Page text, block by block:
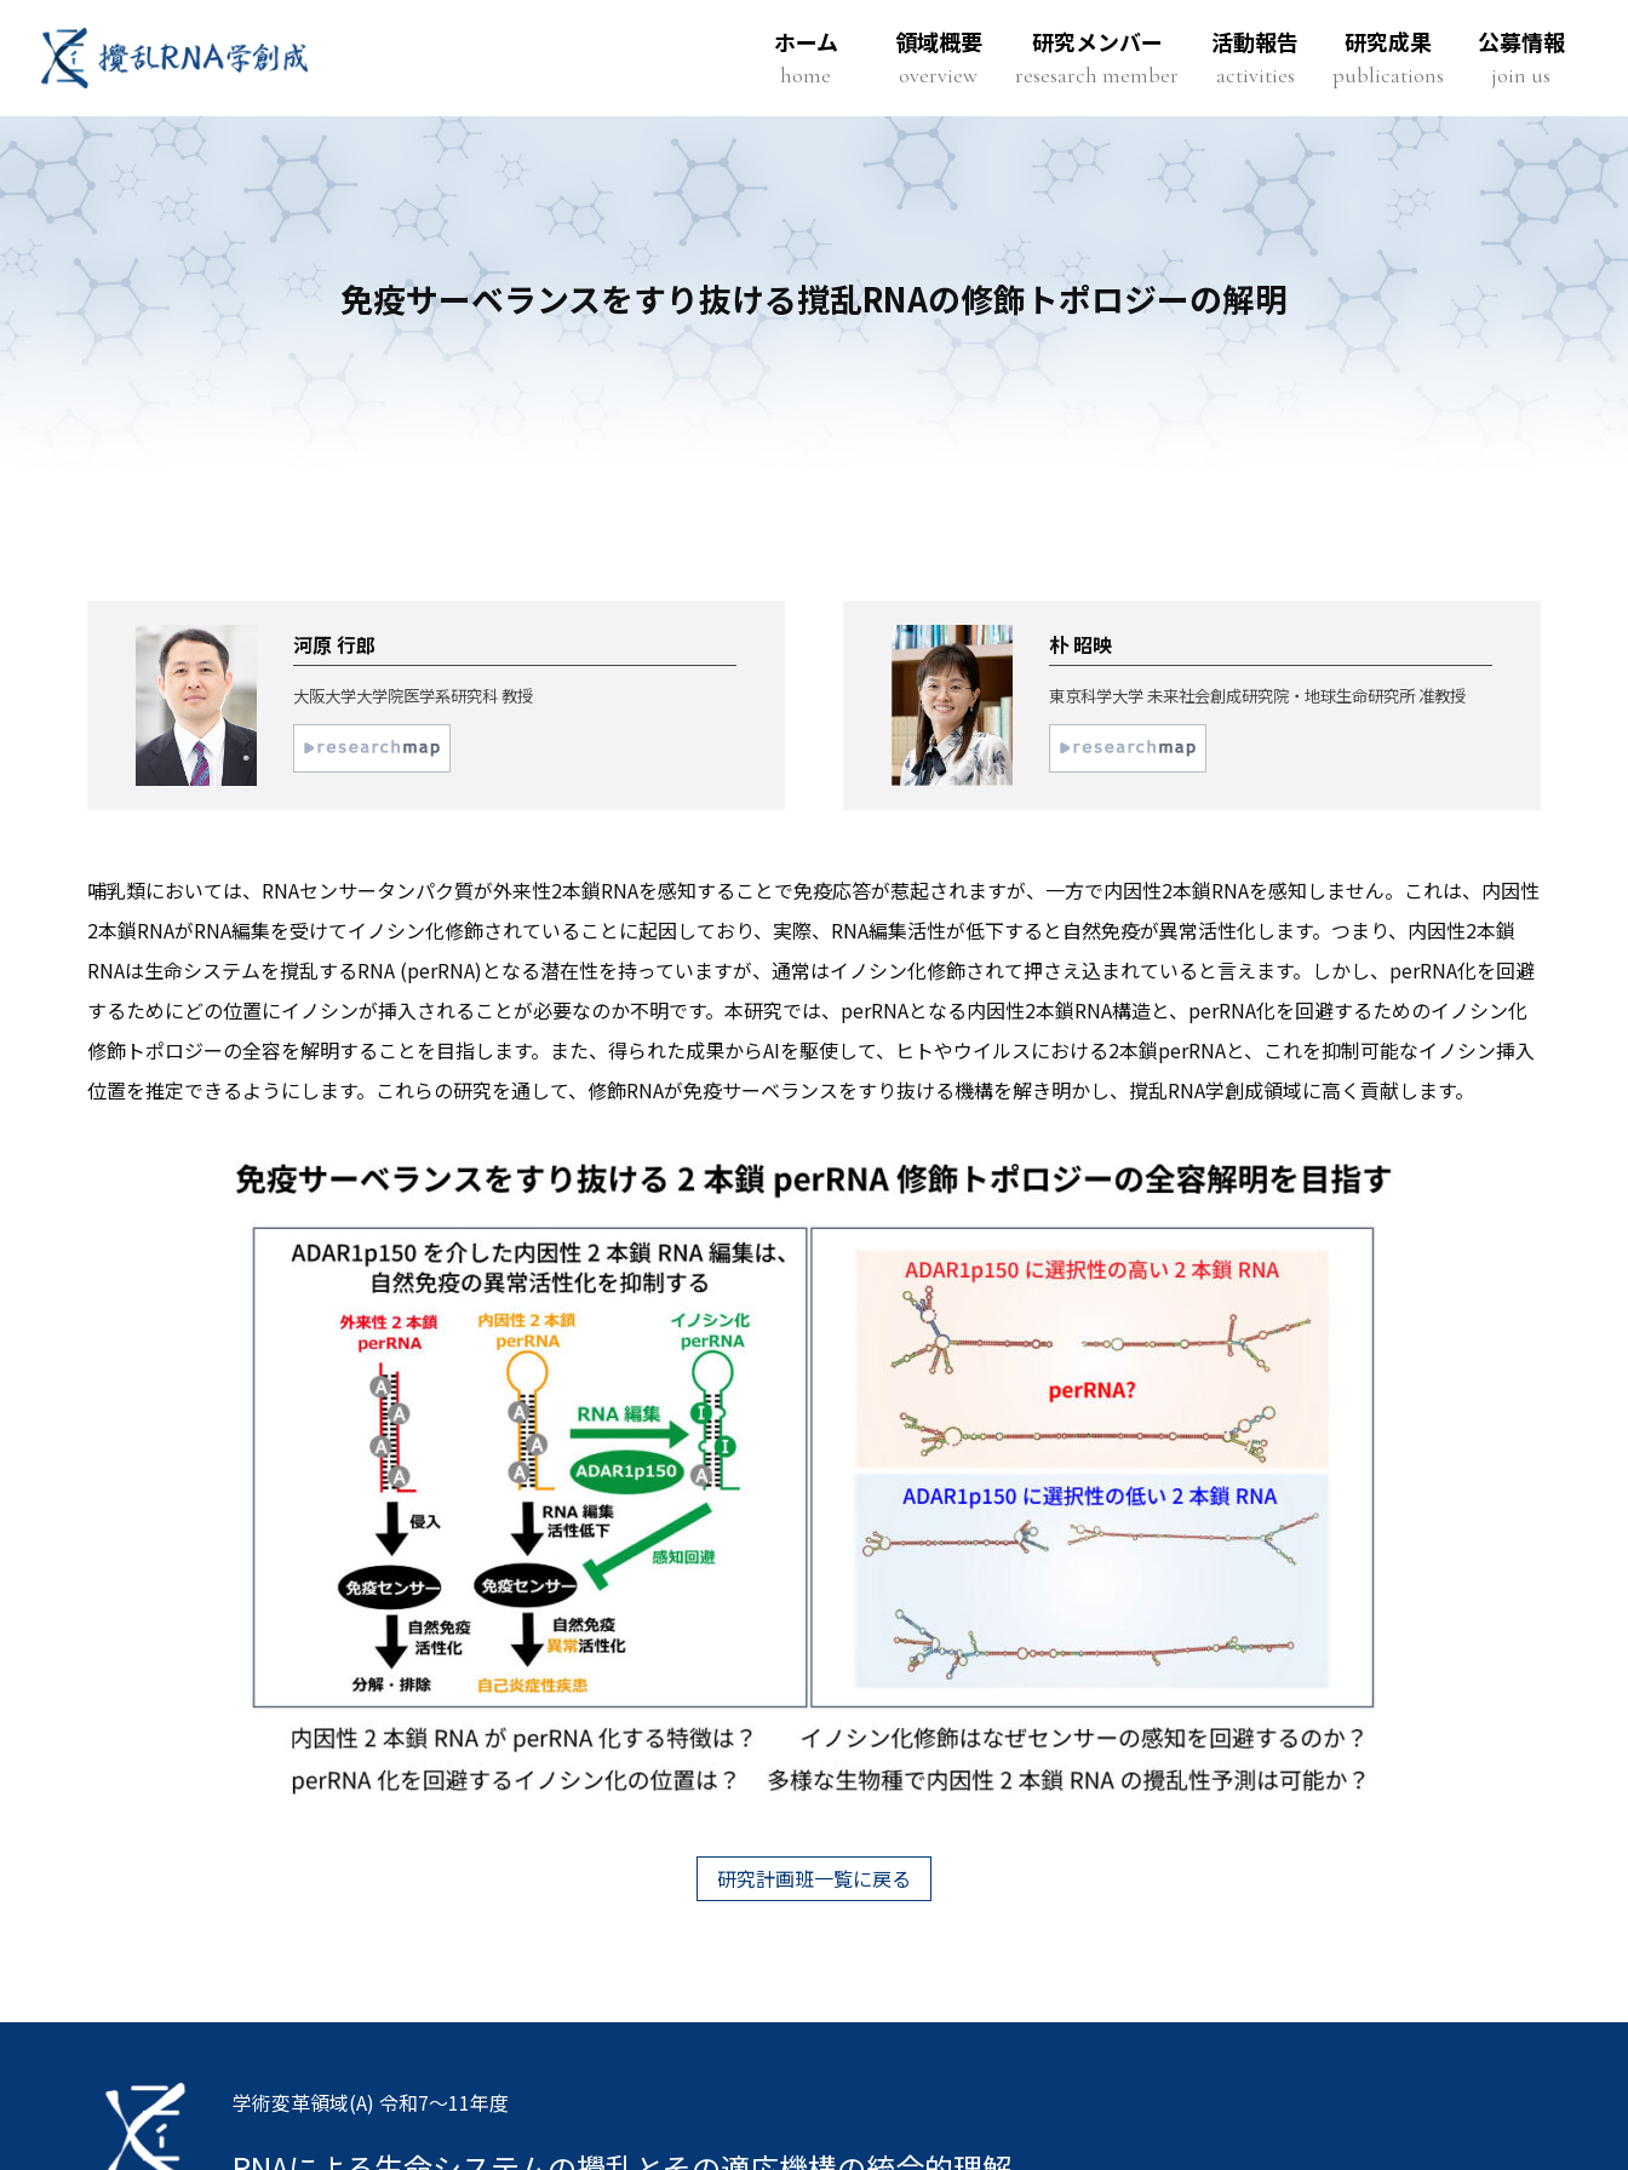
ホーム
home
領域概要
overview
研究メンバー
resesarch member
活動報告
activities
研究成果
publications
公募情報
join us
免疫サーベランスをすり抜ける撹乱RNAの修飾トポロジーの解明
河原 行郎
大阪大学大学院医学系研究科 教授
朴 昭映
東京科学大学 未来社会創成研究院・地球生命研究所 准教授
哺乳類においては、RNAセンサータンパク質が外来性2本鎖RNAを感知することで免疫応答が惹起されますが、一方で内因性2本鎖RNAを感知しません。これは、内因性
2本鎖RNAがRNA編集を受けてイノシン化修飾されていることに起因しており、実際、RNA編集活性が低下すると自然免疫が異常活性化します。つまり、内因性2本鎖
RNAは生命システムを撹乱するRNA (perRNA)となる潜在性を持っていますが、通常はイノシン化修飾されて押さえ込まれていると言えます。しかし、perRNA化を回避
するためにどの位置にイノシンが挿入されることが必要なのか不明です。本研究では、perRNAとなる内因性2本鎖RNA構造と、perRNA化を回避するためのイノシン化
修飾トポロジーの全容を解明することを目指します。また、得られた成果からAIを駆使して、ヒトやウイルスにおける2本鎖perRNAと、これを抑制可能なイノシン挿入
位置を推定できるようにします。これらの研究を通して、修飾RNAが免疫サーベランスをすり抜ける機構を解き明かし、撹乱RNA学創成領域に高く貢献します。
研究計画班一覧に戻る
学術変革領域(A) 令和7〜11年度